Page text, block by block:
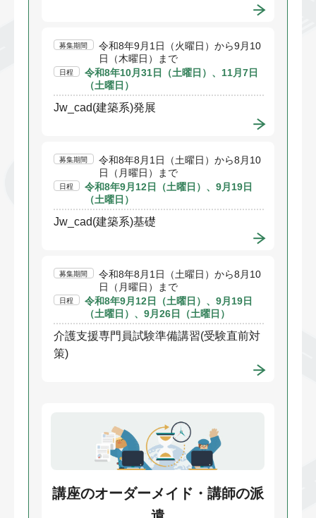
募集期間
令和8年9月1日（火曜日）から9月10
日（木曜日）まで
日程
令和8年10月31日（土曜日）、11月7日
（土曜日）
Jw_cad(建築系)発展
募集期間
令和8年8月1日（土曜日）から8月10
日（月曜日）まで
日程
令和8年9月12日（土曜日）、9月19日
（土曜日）
Jw_cad(建築系)基礎
募集期間
令和8年8月1日（土曜日）から8月10
日（月曜日）まで
日程
令和8年9月12日（土曜日）、9月19日
（土曜日）、9月26日（土曜日）
介護支援専門員試験準備講習(受験直前対
策)
講座のオーダーメイド・講師の派